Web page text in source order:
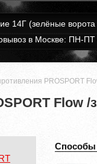
14Г (зелёные
в Москве: ПН-ПТ
PROSPORT
Flow
Способы